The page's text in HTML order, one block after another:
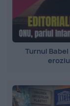
Turnul